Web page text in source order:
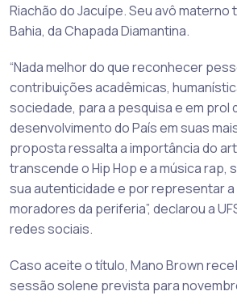
Riachão do Jacuípe. Seu avô materno
Bahia, da Chapada Diamantina.
“Nada melhor do que reconhecer
contribuições acadêmicas,
sociedade, para a pesquisa e em prol
desenvolvimento do País em suas
proposta ressalta a importância do
transcende o Hip Hop e a música rap,
sua autenticidade e por representar a
moradores da periferia”, declarou a
redes sociais.
Caso aceite o título, Mano Brown
sessão solene prevista para